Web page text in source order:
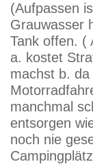
(Aufpassen
Grauwasser
Tank offen. (
a. kostet
machst b.
manchmal
entsorgen
noch nie